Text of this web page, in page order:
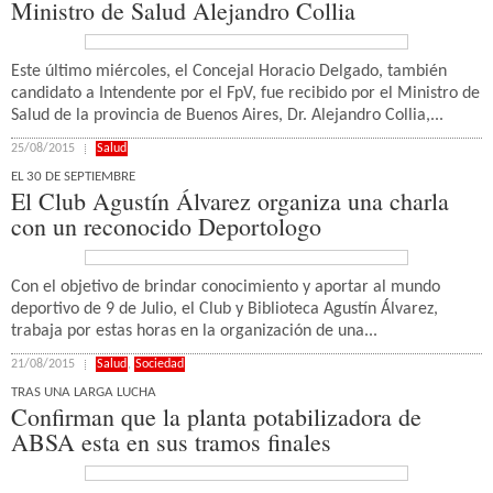
Ministro de Salud Alejandro Collia
Este último miércoles, el Concejal Horacio Delgado, también
candidato a Intendente por el FpV, fue recibido por el Ministro de
Salud de la provincia de Buenos Aires, Dr. Alejandro Collia,...
25/08/2015 Salud
EL 30 DE SEPTIEMBRE
El Club Agustín Álvarez organiza una charla
con un reconocido Deportologo
Con el objetivo de brindar conocimiento y aportar al mundo
deportivo de 9 de Julio, el Club y Biblioteca Agustín Álvarez,
trabaja por estas horas en la organización de una...
21/08/2015 Salud , Sociedad
TRAS UNA LARGA LUCHA
Confirman que la planta potabilizadora de
ABSA esta en sus tramos finales